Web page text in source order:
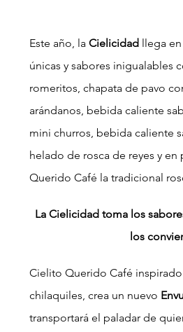
Este año, la Cielicidad llega
únicas y sabores inigualables
romeritos, chapata de pavo
arándanos, bebida caliente
mini churros, bebida caliente
helado de rosca de reyes y
Querido Café la tradicional
La Cielicidad toma los
los
Cielito Querido Café
chilaquiles, crea un nuevo
transportará el paladar de